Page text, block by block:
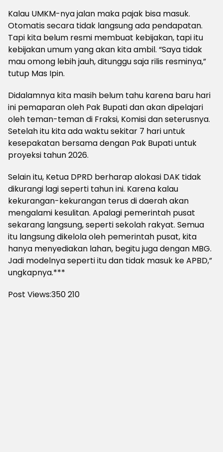
Kalau UMKM-nya jalan maka pajak bisa masuk.
Otomatis secara tidak langsung ada pendapatan.
Tapi kita belum resmi membuat kebijakan, tapi itu
kebijakan umum yang akan kita ambil. “Saya tidak
mau omong lebih jauh, ditunggu saja rilis resminya,”
tutup Mas Ipin.
Didalamnya kita masih belum tahu karena baru hari
ini pemaparan oleh Pak Bupati dan akan dipelajari
oleh teman-teman di Fraksi, Komisi dan seterusnya.
Setelah itu kita ada waktu sekitar 7 hari untuk
kesepakatan bersama dengan Pak Bupati untuk
proyeksi tahun 2026.
Selain itu, Ketua DPRD berharap alokasi DAK tidak
dikurangi lagi seperti tahun ini. Karena kalau
kekurangan-kekurangan terus di daerah akan
mengalami kesulitan. Apalagi pemerintah pusat
sekarang langsung, seperti sekolah rakyat. Semua
itu langsung dikelola oleh pemerintah pusat, kita
hanya menyediakan lahan, begitu juga dengan MBG.
Jadi modelnya seperti itu dan tidak masuk ke APBD,”
ungkapnya.***
Post Views:350210